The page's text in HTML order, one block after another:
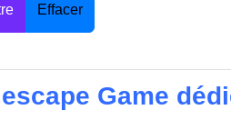
Effacer
Game